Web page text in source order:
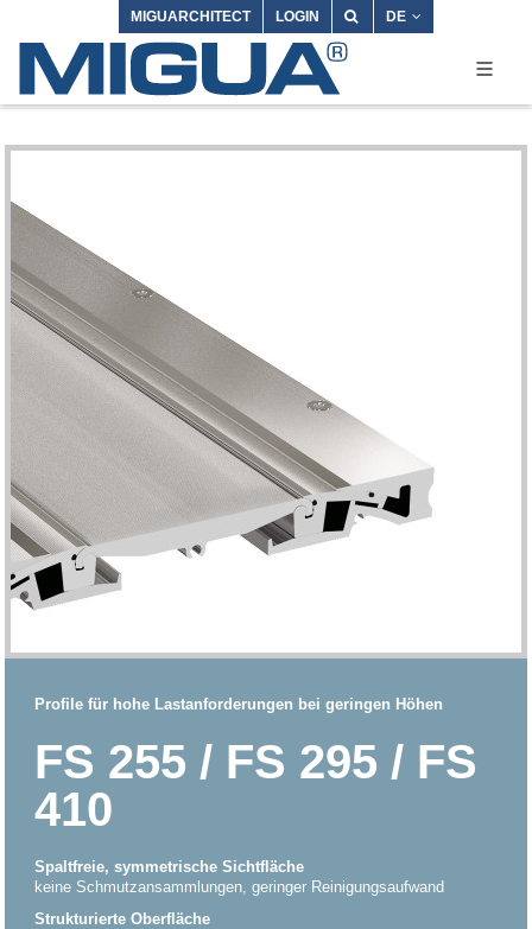
MIGUARCHITECT LOGIN DE
Profile für hohe Lastanforderungen bei geringen Höhen
FS 255 / FS 295 / FS
410
Spaltfreie, symmetrische Sichtfläche
keine Schmutzansammlungen, geringer Reinigungsaufwand
Strukturierte Oberfläche